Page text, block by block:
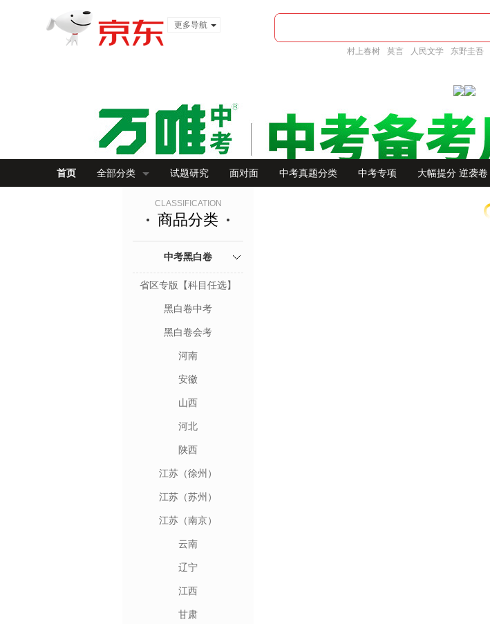
更多导航
村上春树 莫言 人民文学 东野圭吾
首页 全部分类 试题研究 面对面 中考真题分类 中考专项 大幅提分 逆袭卷
CLASSIFICATION
商品分类
中考黑白卷
省区专版【科目任选】
黑白卷中考
黑白卷会考
河南
安徽
山西
河北
陕西
江苏（徐州）
江苏（苏州）
江苏（南京）
云南
辽宁
江西
甘肃